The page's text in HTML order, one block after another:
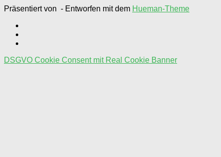
Präsentiert von - Entworfen mit dem Hueman-Theme
DSGVO Cookie Consent mit Real Cookie Banner